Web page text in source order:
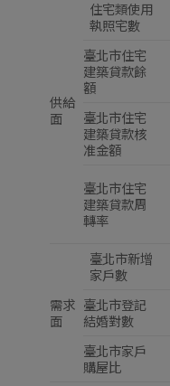
供給
面
住宅類使用
執照宅數
臺北市住宅
建築貸款餘
額
臺北市住宅
建築貸款核
准金額
臺北市住宅
建築貸款周
轉率
需求
面
臺北市新增
家戶數
臺北市登記
結婚對數
臺北市家戶
購屋比